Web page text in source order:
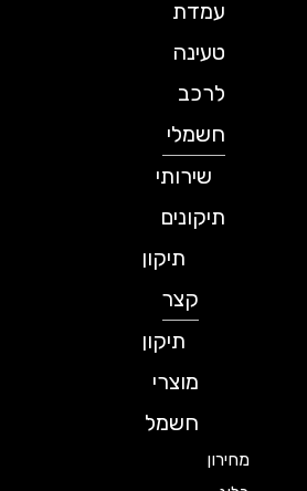
עמדת
טעינה
לרכב
חשמלי
שירותי
תיקונים
תיקון
תיקון
מוצרי
חשמל
מחירון